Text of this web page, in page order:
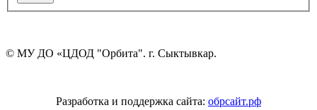
© МУ ДО «ЦДОД "Орбита". г. Сыктывкар.
Разработка и поддержка сайта: обрсайт.рф